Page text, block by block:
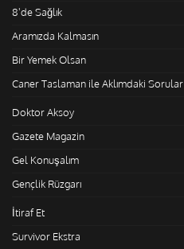
8'de Sağlık
Aramızda Kalmasın
Bir Yemek Olsan
Caner Taslaman ile Aklımdaki Sorular
Doktor Aksoy
Gazete Magazin
Gel Konuşalım
Gençlik Rüzgarı
İtiraf Et
Survivor Ekstra